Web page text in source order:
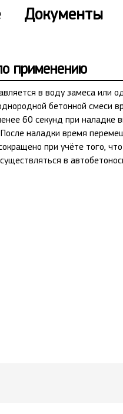
Документы
применению
в воду замеса или
бетонной смеси
60 секунд при наладке
наладки время
при учёте того,
в